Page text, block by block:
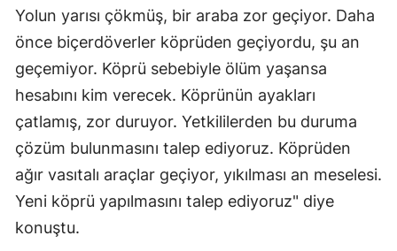
Yolun yarısı çökmüş, bir araba zor geçiyor. Daha
önce biçerdöverler köprüden geçiyordu, şu an
geçemiyor. Köprü sebebiyle ölüm yaşansa
hesabını kim verecek. Köprünün ayakları
çatlamış, zor duruyor. Yetkililerden bu duruma
çözüm bulunmasını talep ediyoruz. Köprüden
ağır vasıtalı araçlar geçiyor, yıkılması an meselesi.
Yeni köprü yapılmasını talep ediyoruz" diye
konuştu.